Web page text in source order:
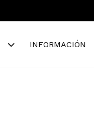
INFORMACIÓN